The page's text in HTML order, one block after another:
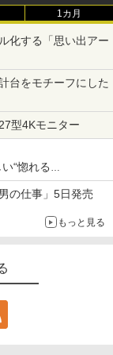
1カ月
化する「思い出アー
台をモチーフにした
型4Kモニター
“惚れる
の仕事」5日発売
もっと見る